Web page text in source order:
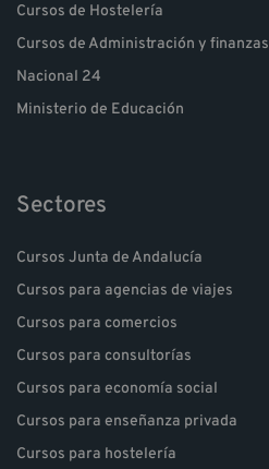
Cursos de Hostelería
Cursos de Administración y finanzas
Nacional 24
Ministerio de Educación
Sectores
Cursos Junta de Andalucía
Cursos para agencias de viajes
Cursos para comercios
Cursos para consultorías
Cursos para economía social
Cursos para enseñanza privada
Cursos para hostelería